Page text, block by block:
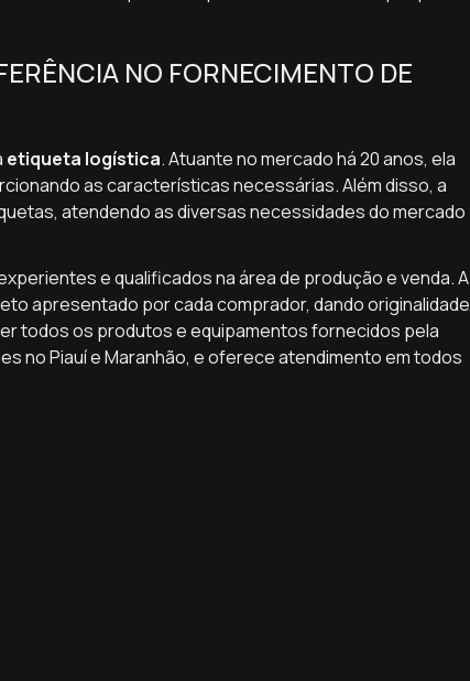
NO FORNECIMENTO DE
etiqueta logística. Atuante no mercado há 20 anos, ela
as características necessárias. Além disso, a
atendendo as diversas necessidades do mercado
e qualificados na área de produção e venda. A
apresentado por cada comprador, dando originalidade
todos os produtos e equipamentos fornecidos pela
no Piauí e Maranhão, e oferece atendimento em todos